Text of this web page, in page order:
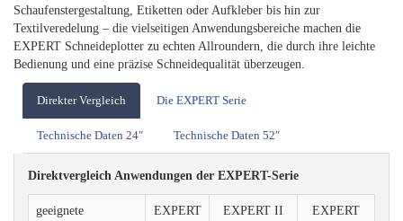
Schaufenstergestaltung, Etiketten oder Aufkleber bis hin zur
Textilveredelung – die vielseitigen Anwendungsbereiche machen die
EXPERT Schneideplotter zu echten Allroundern, die durch ihre leichte
Bedienung und eine präzise Schneidequalität überzeugen.
Direkter Vergleich Die EXPERT Serie
Technische Daten 24″ Technische Daten 52″
Direktvergleich Anwendungen der EXPERT-Serie
geeignete
EXPERT
EXPERT II
EXPERT